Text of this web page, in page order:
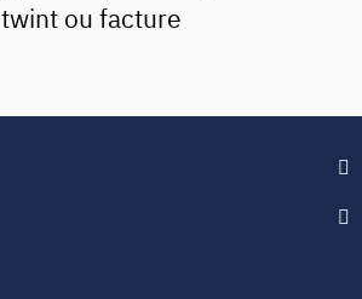
twint ou facture